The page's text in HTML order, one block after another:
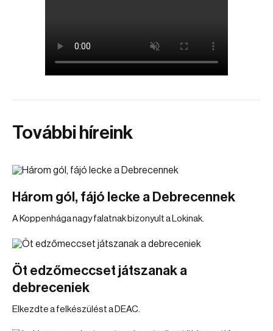
További híreink
Három gól, fájó lecke a Debrecennek
A Koppenhága nagy falatnak bizonyult a Lokinak.
Öt edzőmeccset játszanak a
debreceniek
Elkezdte a felkészülést a DEAC.